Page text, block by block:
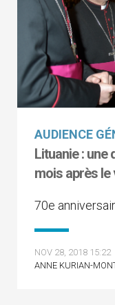
AUDIENCE
Lituanie : une
mois après le
70e
NOV 28, 2018 15:22
ANNE KURIAN-